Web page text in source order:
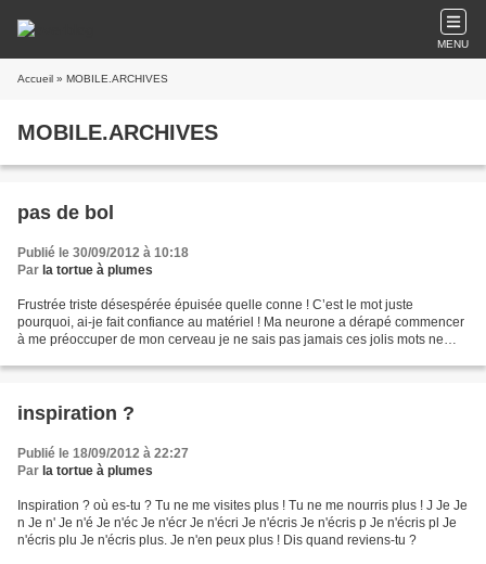
MENU
Accueil » MOBILE.ARCHIVES
MOBILE.ARCHIVES
pas de bol
Publié le 30/09/2012 à 10:18
Par la tortue à plumes
Frustrée triste désespérée épuisée quelle conne ! C’est le mot juste
pourquoi, ai-je fait confiance au matériel ! Ma neurone a dérapé commencer
à me préoccuper de mon cerveau je ne sais pas jamais ces jolis mots ne
inspiration ?
Publié le 18/09/2012 à 22:27
Par la tortue à plumes
Inspiration ? où es-tu ? Tu ne me visites plus ! Tu ne me nourris plus ! J Je Je
n Je n' Je n'é Je n'éc Je n'écr Je n'écri Je n'écris Je n'écris p Je n'écris pl Je
n'écris plu Je n'écris plus. Je n'en peux plus ! Dis quand reviens-tu ?